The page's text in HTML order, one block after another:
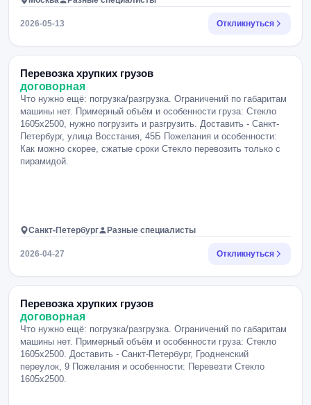
2026-05-13 Откликнуться
Перевозка хрупких грузов
договорная
Что нужно ещё: погрузка/разгрузка. Ограничений по габаритам
машины нет. Примерный объём и особенности груза: Стекло
1605х2500, нужно погрузить и разгрузить. Доставить - Санкт-
Петербург, улица Восстания, 45Б Пожелания и особенности:
Как можно скорее, сжатые сроки Стекло перевозить только с
пирамидой.
Санкт-Петербург Разные специалисты
2026-04-27 Откликнуться
Перевозка хрупких грузов
договорная
Что нужно ещё: погрузка/разгрузка. Ограничений по габаритам
машины нет. Примерный объём и особенности груза: Стекло
1605х2500. Доставить - Санкт-Петербург, Гродненский
переулок, 9 Пожелания и особенности: Перевезти Стекло
1605х2500.